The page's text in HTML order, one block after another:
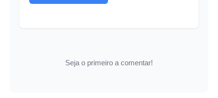
Seja o primeiro a comentar!